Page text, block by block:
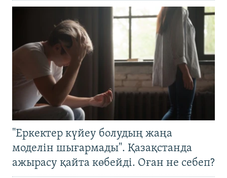
"Еркектер күйеу болудың жаңа
моделін шығармады". Қазақстанда
ажырасу қайта көбейді. Оған не себеп?